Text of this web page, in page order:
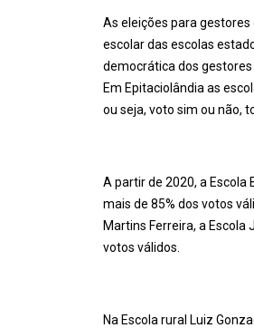
As eleições para
escolar das escolas
democrática dos
Em Epitaciolândia as
ou seja, voto sim ou não,
A partir de 2020, a Escola
mais de 85% dos votos
Martins Ferreira, a
votos válidos.
Na Escola rural Luiz